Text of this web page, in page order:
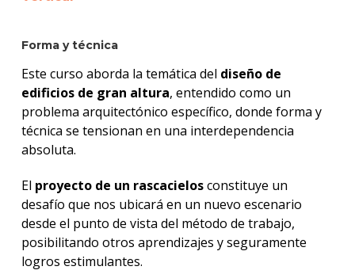
Forma y técnica
Este curso aborda la temática del diseño de
edificios de gran altura, entendido como un
problema arquitectónico específico, donde forma y
técnica se tensionan en una interdependencia
absoluta.
El proyecto de un rascacielosconstituye un
desafío que nos ubicará en un nuevo escenario
desde el punto de vista del método de trabajo,
posibilitando otros aprendizajes y seguramente
logros estimulantes.